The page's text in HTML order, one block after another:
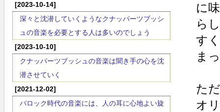
[2023-10-14]
深々と沈潜していくようなクナッパーツブッシ
ュの音楽を必要とする人は多いのでしょう
[2023-10-10]
クナッパーツブッシュの音楽は聞き手の心を沈
潜させていく
[2021-12-02]
バロック時代の音楽には、人の耳に心地よい旋
に
ら
す
ま
た
オ